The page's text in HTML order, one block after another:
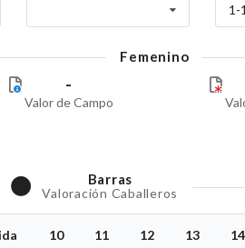
1-
Femenino
-
Valor de Campo
Barras
Valoración Caballeros
ida 10 11 12 13 14